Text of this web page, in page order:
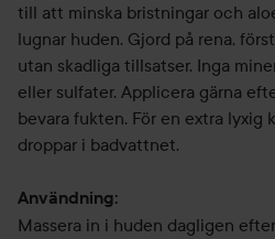
till att minska bristningar och
lugnar huden. Gjord på rena,
utan skadliga tillsatser. Inga
eller sulfater. Applicera gärna
bevara fukten. För en extra lyxig
droppar i badvattnet.
Användning:
Massera in i huden dagligen